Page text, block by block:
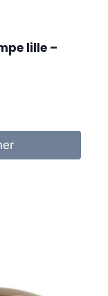
lille –